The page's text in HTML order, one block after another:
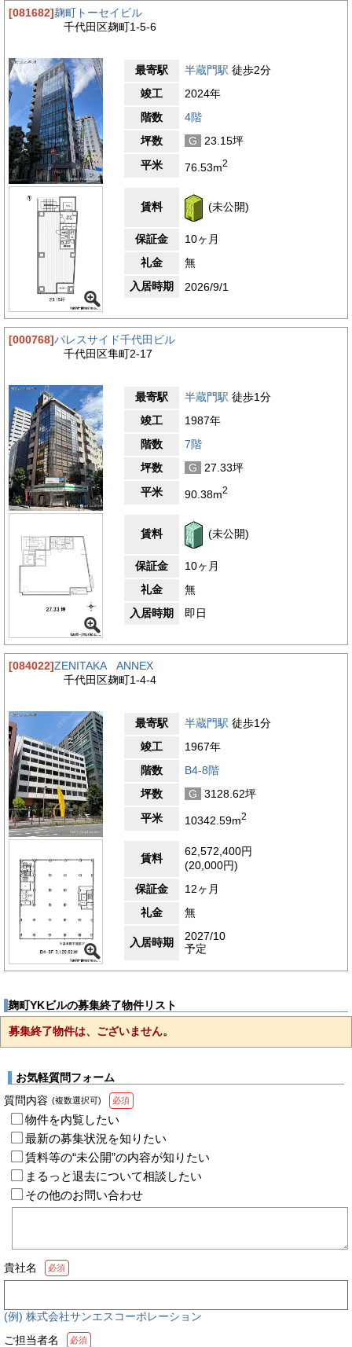
[081682]麹町トーセイビル
千代田区麹町1-5-6
最寄駅 半蔵門駅 徒歩2分
竣工
2024年
階数
4階
坪数
G
23.15坪
平米
76.53m2
賃料 (未公開)
保証金
10ヶ月
礼金
無
入居時期
2026/9/1
[000768]パレスサイド千代田ビル
千代田区隼町2-17
最寄駅 半蔵門駅 徒歩1分
竣工
1987年
階数
7階
坪数
G
27.33坪
平米
90.38m2
賃料 (未公開)
保証金
10ヶ月
礼金
無
入居時期
即日
[084022]ZENITAKA ANNEX
千代田区麹町1-4-4
最寄駅 半蔵門駅 徒歩1分
竣工
1967年
階数
B4-8階
坪数
G
3128.62坪
平米
10342.59m2
賃料
62,572,400円
(20,000円)
保証金
12ヶ月
礼金
無
入居時期
2027/10
予定
麹町YKビルの募集終了物件リスト
募集終了物件は、ございません。
お気軽質問フォーム
質問内容 (複数選択可) 必須
物件を内覧したい
最新の募集状況を知りたい
賃料等の“未公開”の内容が知りたい
まるっと退去について相談したい
その他のお問い合わせ
貴社名 必須
(例) 株式会社サンエスコーポレーション
ご担当者名
必須